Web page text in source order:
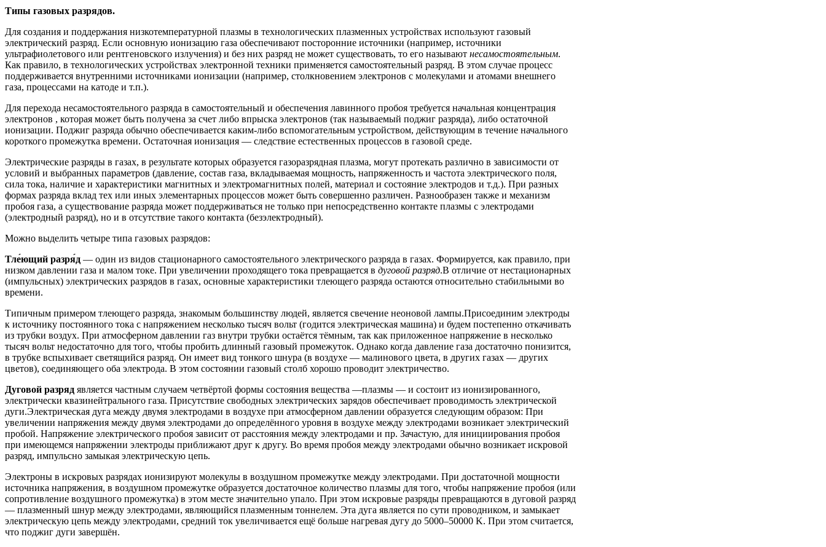
Типы газовых разрядов.
Для создания и поддержания низкотемпературной плазмы в технологических плазменных устройствах используют газовый
электрический разряд. Если основную ионизацию газа обеспечивают посторонние источники (например, источники
ультрафиолетового или рентгеновского излучения) и без них разряд не может существовать, то его называют несамостоятельным.
Как правило, в технологических устройствах электронной техники применяется самостоятельный разряд. В этом случае процесс
поддерживается внутренними источниками ионизации (например, столкновением электронов с молекулами и атомами внешнего
газа, процессами на катоде и т.п.).
Для перехода несамостоятельного разряда в самостоятельный и обеспечения лавинного пробоя требуется начальная концентрация
электронов , которая может быть получена за счет либо впрыска электронов (так называемый поджиг разряда), либо остаточной
ионизации. Поджиг разряда обычно обеспечивается каким-либо вспомогательным устройством, действующим в течение начального
короткого промежутка времени. Остаточная ионизация — следствие естественных процессов в газовой среде.
Электрические разряды в газах, в результате которых образуется газоразрядная плазма, могут протекать различно в зависимости от
условий и выбранных параметров (давление, состав газа, вкладываемая мощность, напряженность и частота электрического поля,
сила тока, наличие и характеристики магнитных и электромагнитных полей, материал и состояние электродов и т.д.). При разных
формах разряда вклад тех или иных элементарных процессов может быть совершенно различен. Разнообразен также и механизм
пробоя газа, а существование разряда может поддерживаться не только при непосредственно контакте плазмы с электродами
(электродный разряд), но и в отсутствие такого контакта (безэлектродный).
Можно выделить четыре типа газовых разрядов:
Тле́ющий разря́д — один из видов стационарного самостоятельного электрического разряда в газах. Формируется, как правило, при
низком давлении газа и малом токе. При увеличении проходящего тока превращается в дуговой разряд.В отличие от нестационарных
(импульсных) электрических разрядов в газах, основные характеристики тлеющего разряда остаются относительно стабильными во
времени.
Типичным примером тлеющего разряда, знакомым большинству людей, является свечение неоновой лампы.Присоединим электроды
к источнику постоянного тока с напряжением несколько тысяч вольт (годится электрическая машина) и будем постепенно откачивать
из трубки воздух. При атмосферном давлении газ внутри трубки остаётся тёмным, так как приложенное напряжение в несколько
тысяч вольт недостаточно для того, чтобы пробить длинный газовый промежуток. Однако когда давление газа достаточно понизится,
в трубке вспыхивает светящийся разряд. Он имеет вид тонкого шнура (в воздухе — малинового цвета, в других газах — других
цветов), соединяющего оба электрода. В этом состоянии газовый столб хорошо проводит электричество.
Дуговой разряд является частным случаем четвёртой формы состояния вещества —плазмы — и состоит из ионизированного,
электрически квазинейтрального газа. Присутствие свободных электрических зарядов обеспечивает проводимость электрической
дуги.Электрическая дуга между двумя электродами в воздухе при атмосферном давлении образуется следующим образом: При
увеличении напряжения между двумя электродами до определённого уровня в воздухе между электродами возникает электрический
пробой. Напряжение электрического пробоя зависит от расстояния между электродами и пр. Зачастую, для инициирования пробоя
при имеющемся напряжении электроды приближают друг к другу. Во время пробоя между электродами обычно возникает искровой
разряд, импульсно замыкая электрическую цепь.
Электроны в искровых разрядах ионизируют молекулы в воздушном промежутке между электродами. При достаточной мощности
источника напряжения, в воздушном промежутке образуется достаточное количество плазмы для того, чтобы напряжение пробоя (или
сопротивление воздушного промежутка) в этом месте значительно упало. При этом искровые разряды превращаются в дуговой разряд
— плазменный шнур между электродами, являющийся плазменным тоннелем. Эта дуга является по сути проводником, и замыкает
электрическую цепь между электродами, средний ток увеличивается ещё больше нагревая дугу до 5000–50000 K. При этом считается,
что поджиг дуги завершён.